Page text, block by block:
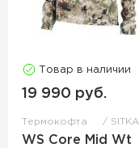
Товар в наличии
19 990 руб.
Термокофта SITKA
WS Core Mid Wt